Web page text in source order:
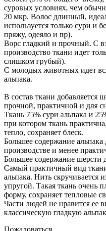
суровых условиях, чем
20 мкр. Волос длинный,
используется только сури и
пряжу, одеяло и пр).
Ворс гладкий и прочный. С
производство ткани идет
слишком грубый).
С молодых животных идет
альпака.
В состав ткани добавляется
прочной, практичной и для
Ткань 75% сури альпака и
при котором ткань
тепло, сохраняет блеск.
Большее содержание альпака
производстве и менее
Большее содержание шерсти
Самый практичный вид
альпака. Нить скручивается
упругой. Такая ткань очень
форму, сохраняет тепловые
Части людей не нравится ее
классическую гладкую